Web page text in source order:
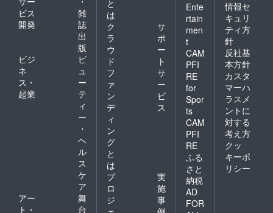
ビス
開発
雑
誌
出
版
ビジ
ネ
ス・
起業
ビ
ュ
ー
テ
ィ
ー
・
ヘ
ル
ス
ケ
ア
アー
ト・
舞
台
と
は
ク
ラ
ウ
ド
フ
ァ
ン
デ
ィ
ン
グ
と
は
サ
ポ
ー
ト
サ
ー
ビ
ス
プ
ロ
ジ
実
施
事
Ente
rtain
men
t
CAM
PFI
RE
for
Spor
ts
CAM
PFI
RE
ふる
さと
納税
AD
FOR
情報セ
キュリ
ティ方
針
反社基
本方針
カスタ
マーハ
ラスメ
ントに
対する
考え方
クッ
キーポ
リシー